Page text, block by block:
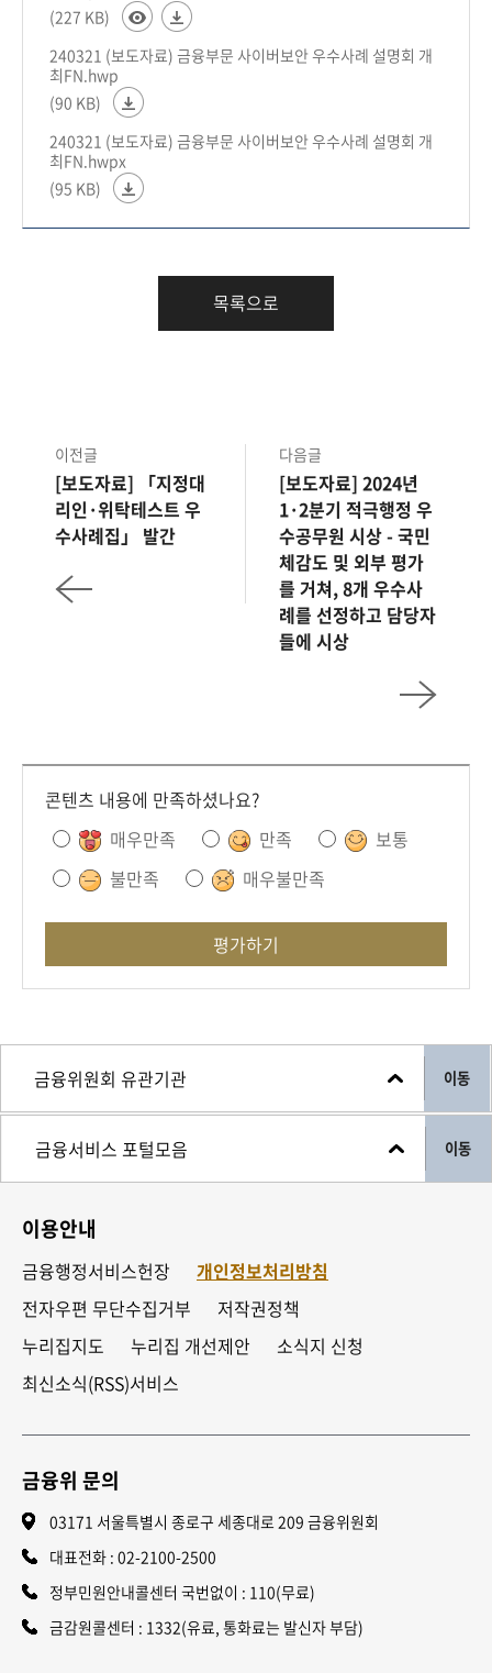
(227 KB)
240321 (보도자료) 금융부문 사이버보안 우수사례 설명회 개
최FN.hwp
(90 KB)
240321 (보도자료) 금융부문 사이버보안 우수사례 설명회 개
최FN.hwpx
(95 KB)
목록으로
이전글
[보도자료] 「지정대
리인·위탁테스트 우
수사례집」 발간
다음글
[보도자료] 2024년
1·2분기 적극행정 우
수공무원 시상 - 국민
체감도 및 외부 평가
를 거쳐, 8개 우수사
례를 선정하고 담당자
들에 시상
콘텐츠 내용에 만족하셨나요?
매우만족
만족
보통
불만족
매우불만족
평가하기
이동
이동
이용안내
금융행정서비스헌장
개인정보처리방침
전자우편 무단수집거부
저작권정책
누리집지도
누리집 개선제안
소식지 신청
최신소식(RSS)서비스
금융위 문의
03171 서울특별시 종로구 세종대로 209 금융위원회
대표전화 : 02-2100-2500
정부민원안내콜센터 국번없이 : 110(무료)
금감원콜센터 : 1332(유료, 통화료는 발신자 부담)